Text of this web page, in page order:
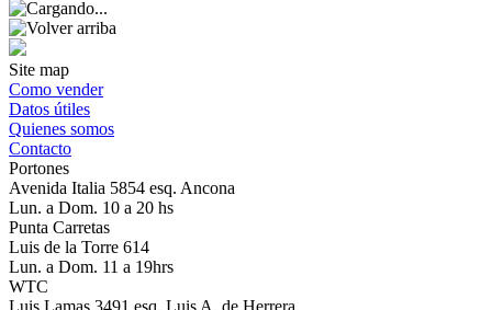
Site map
Como vender
Datos útiles
Quienes somos
Contacto
Portones
Avenida Italia 5854 esq. Ancona
Lun. a Dom. 10 a 20 hs
Punta Carretas
Luis de la Torre 614
Lun. a Dom. 11 a 19hrs
WTC